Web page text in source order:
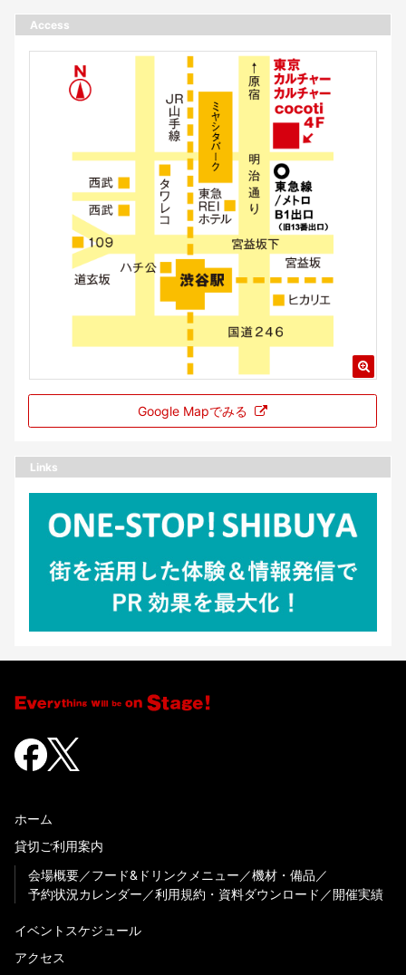
Access
Google Mapでみる
Links
ホーム
貸切ご利用案内
会場概要
フード&ドリンクメニュー
機材・備品
予約状況カレンダー
利用規約・資料ダウンロード 開催実績
イベントスケジュール
アクセス